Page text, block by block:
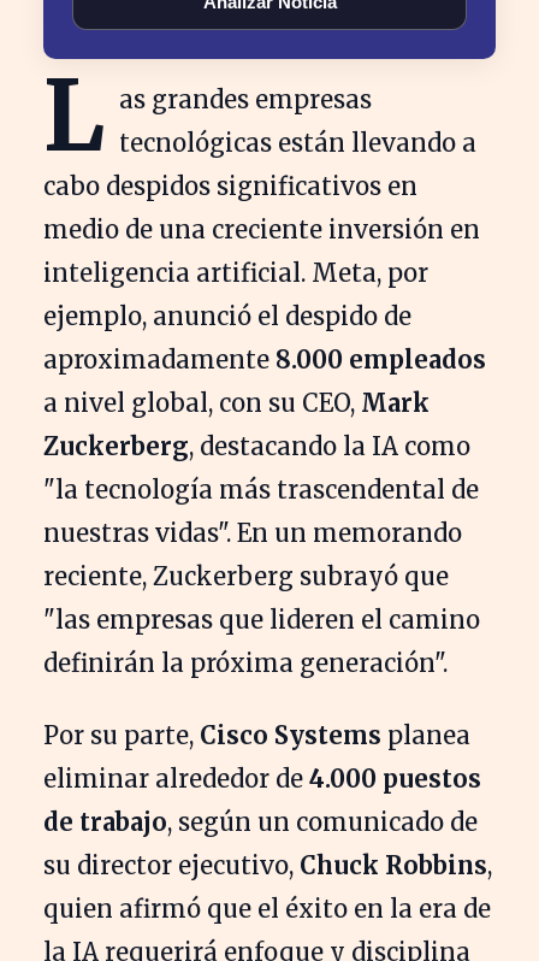
L as grandes empresas
tecnológicas están llevando a
cabo despidos significativos en
medio de una creciente inversión en
inteligencia artificial. Meta, por
ejemplo, anunció el despido de
aproximadamente 8.000 empleados
a nivel global, con su CEO, Mark
Zuckerberg, destacando la IA como
"la tecnología más trascendental de
nuestras vidas". En un memorando
reciente, Zuckerberg subrayó que
"las empresas que lideren el camino
definirán la próxima generación".
Por su parte, Cisco Systems planea
eliminar alrededor de 4.000 puestos
de trabajo, según un comunicado de
su director ejecutivo, Chuck Robbins,
quien afirmó que el éxito en la era de
la IA requerirá enfoque y disciplina